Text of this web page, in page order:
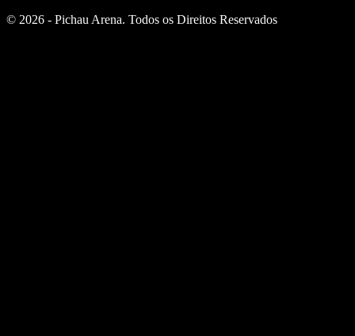
© 2026 - Pichau Arena. Todos os Direitos Reservados